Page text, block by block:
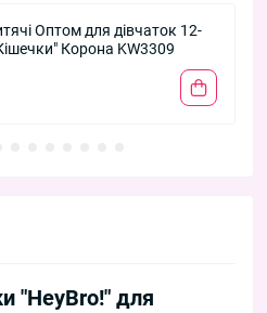
Оптом для дівчаток 12-
Корона KW3309
"HeyBro!" для